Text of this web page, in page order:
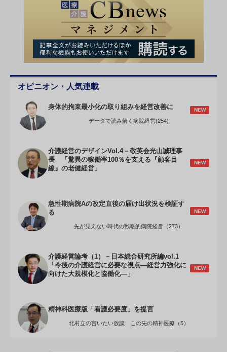
オピニオン・人気連載
身体的拘束最小化の取り組みを経営改善に NEW
データで読み解く病院経営(254)
介護経営のデザインVol.4－敬英会光山誠理事
長 「驚異の稼働率100％を支える『顧客目
線』の老健経営」
NEW
急性期病院Aの改定直後の届け出状況を検証す
る
NEW
先が見えない時代の戦略的病院経営（273）
介護経営論考（1）－日本総合研究所編vol.1
「今後の介護経営に必要な視点―経営力強化に
向けた大規模化と協働化―」
NEW
精神科医療版「看護必要度」を提言
北村立の言いたい放談 この先の精神医療（5）